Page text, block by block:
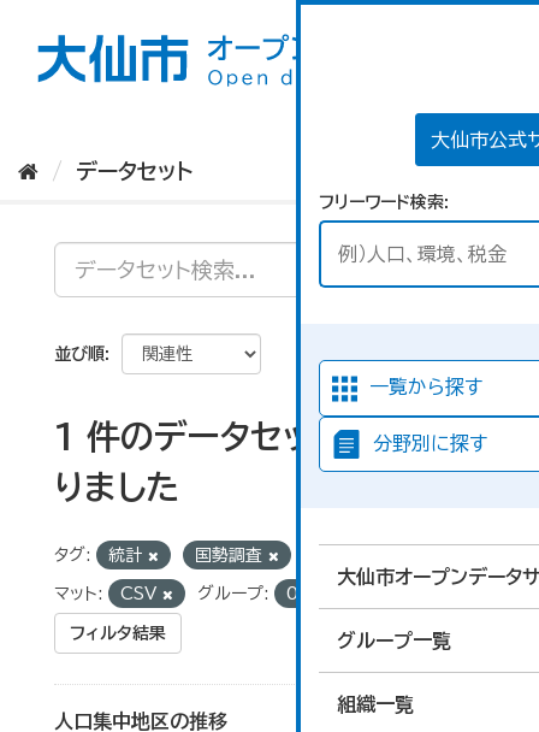
大仙市公式
フリーワード検索
一覧から探す
分野別に探す
大仙市オープンデータ
グループ一覧
組織一覧
データセット
並び順
1 件のデータセットが見つか
りました
タグ: 統計 国勢調査
マット: CSV グループ: 02_人口・世帯
フィルタ結果
人口集中地区の推移